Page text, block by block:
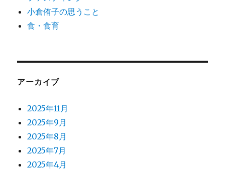
小倉侑子の思うこと
食・食育
アーカイブ
2025年11月
2025年9月
2025年8月
2025年7月
2025年4月